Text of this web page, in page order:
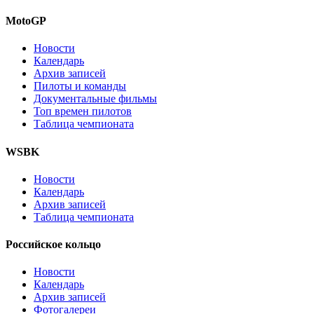
MotoGP
Новости
Календарь
Архив записей
Пилоты и команды
Документальные фильмы
Топ времен пилотов
Таблица чемпионата
WSBK
Новости
Календарь
Архив записей
Таблица чемпионата
Российское кольцо
Новости
Календарь
Архив записей
Фотогалереи